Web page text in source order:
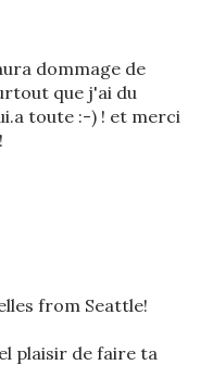
dommage de
que j'ai du
toute :-) ! et merci
from Seattle!
plaisir de faire ta